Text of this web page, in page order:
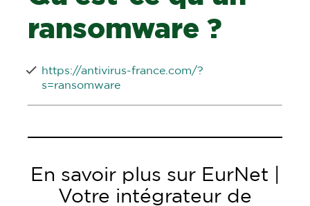
ransomware ?
https://antivirus-france.com/?
s=ransomware
En savoir plus sur EurNet |
Votre intégrateur de